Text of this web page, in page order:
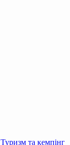
Туризм та кемпінг